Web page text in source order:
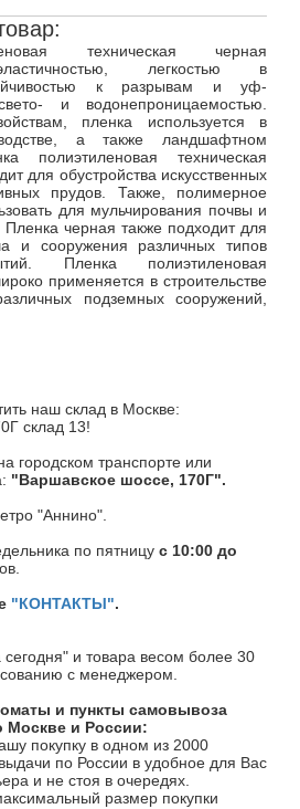
техническая черная
легкостью в
к разрывам и уф-
и водонепроницаемостью.
пленка используется в
а также ландшафтном
полиэтиленовая техническая
для обустройства искусственных
прудов. Также, полимерное
для мульчирования почвы и
черная также подходит для
и сооружения различных типов
Пленка полиэтиленовая
применяется в строительстве
подземных сооружений,
наш склад в Москве:
склад 13!
городском транспорте или
"Варшавское шоссе, 170Г".
"Аннино".
по пятницу с 10:00 до
"КОНТАКТЫ".
сегодня" и товара весом более 30
с менеджером.
и пункты самовывоза
Москве и России:
покупку в одном из 2000
по России в удобное для Вас
и не стоя в очередях.
размер покупки